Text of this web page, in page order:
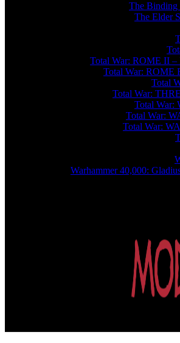
The Binding
The Elder
Total War: ROME II –
Total War: ROME
Total
Total War:
Total War:
Total War:
Total War:
Warhammer 40,000: